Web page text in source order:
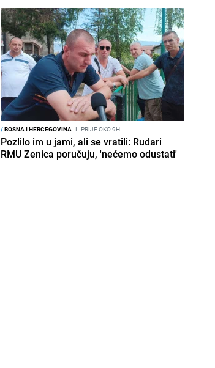
/BOSNA I HERCEGOVINA I PRIJE OKO 9H
Pozlilo im u jami, ali se vratili: Rudari
RMU Zenica poručuju, 'nećemo odustati'